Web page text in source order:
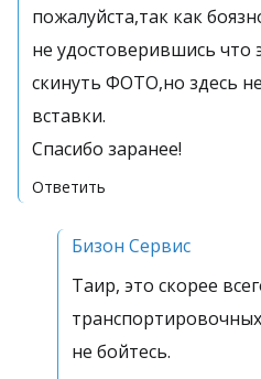
пожалуйста,так как
не удостоверившись что
скинуть ФОТО,но здесь
вставки.
Спасибо заранее!
Ответить
Бизон Сервис
Таир, это скорее
не бойтесь.